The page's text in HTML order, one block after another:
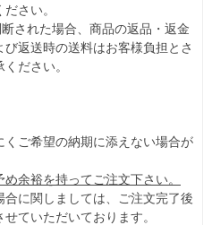
さい。
された場合、商品の返品・返金
返送時の送料はお客様負担とさ
ださい。
ご希望の納期に添えない場合が
余裕を持ってご注文下さい。
に関しましては、ご注文完了後
ていただいております。